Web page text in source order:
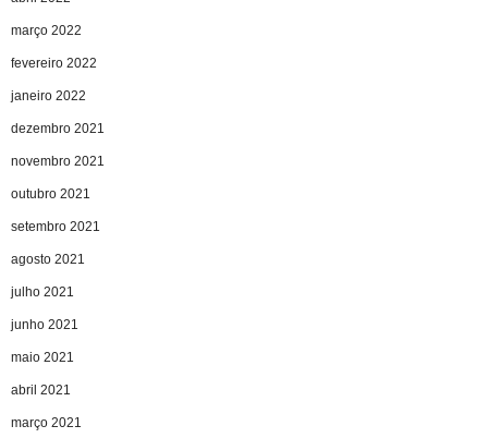
março 2022
fevereiro 2022
janeiro 2022
dezembro 2021
novembro 2021
outubro 2021
setembro 2021
agosto 2021
julho 2021
junho 2021
maio 2021
abril 2021
março 2021